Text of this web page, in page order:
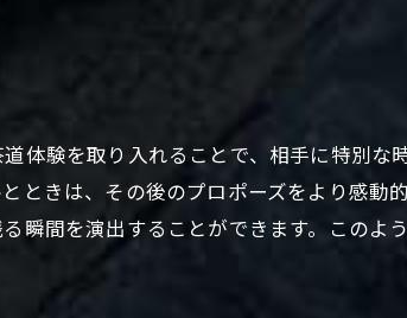
体験を取り入れることで、相手に特別な
ときは、その後のプロポーズをより感動
瞬間を演出することができます。このよ